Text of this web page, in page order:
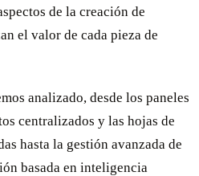
de la creación de
el valor de cada pieza de
analizado, desde los paneles
centralizados y las hojas de
hasta la gestión avanzada de
basada en inteligencia